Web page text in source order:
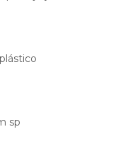
sp